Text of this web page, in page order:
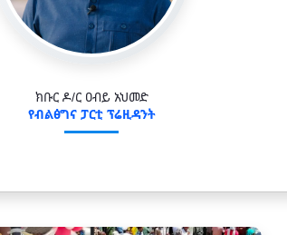
ክቡር ዶ/ር ዐብይ አህመድ
የብልፅግና ፓርቲ ፕሬዚዳንት